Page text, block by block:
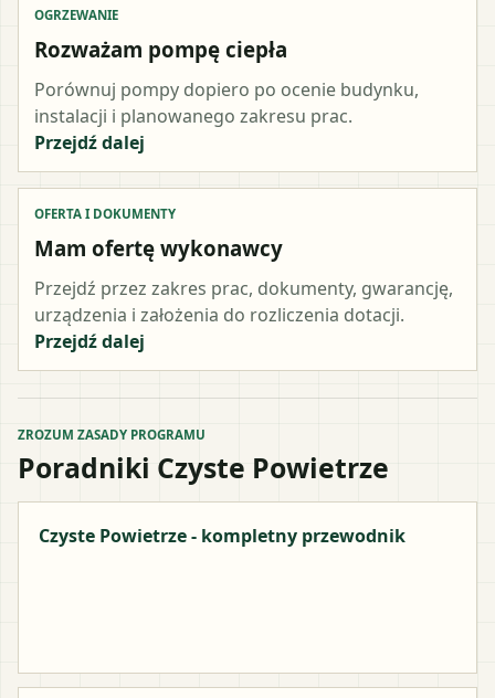
OGRZEWANIE
Rozważam pompę ciepła
Porównuj pompy dopiero po ocenie budynku,
instalacji i planowanego zakresu prac.
Przejdź dalej
OFERTA I DOKUMENTY
Mam ofertę wykonawcy
Przejdź przez zakres prac, dokumenty, gwarancję,
urządzenia i założenia do rozliczenia dotacji.
Przejdź dalej
ZROZUM ZASADY PROGRAMU
Poradniki Czyste Powietrze
Czyste Powietrze - kompletny przewodnik